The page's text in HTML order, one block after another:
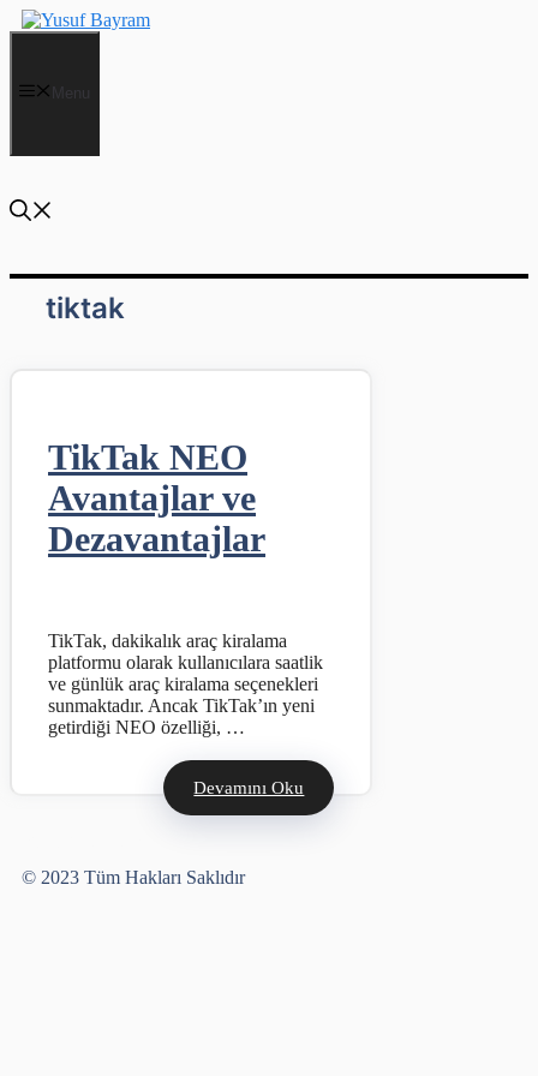
İçeriğe
atla
Menu
tiktak
TikTak NEO
Avantajlar ve
Dezavantajlar
TikTak, dakikalık araç kiralama
platformu olarak kullanıcılara saatlik
ve günlük araç kiralama seçenekleri
sunmaktadır. Ancak TikTak’ın yeni
getirdiği NEO özelliği, …
Devamını Oku
© 2023 Tüm Hakları Saklıdır